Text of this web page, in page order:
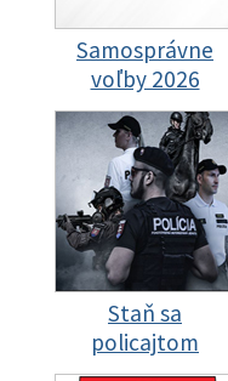
Samosprávne
voľby 2026
Staň sa
policajtom